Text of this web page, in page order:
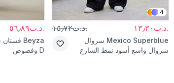
4
.د.ب١٣٫٣٠ .د.ب١٥٫٧٢
Mexico Superblue سروال
شروال واسع أسود نمط الشارع
.د.ب٥٦٫٨٩
Beyza فستان
D وفصوص